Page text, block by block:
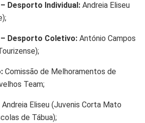
Desporto Individual: Andreia Eliseu
Desporto Coletivo: António Campos
Comissão de Melhoramentos de
Team;
Andreia Eliseu (Juvenis Corta Mato
de Tábua);